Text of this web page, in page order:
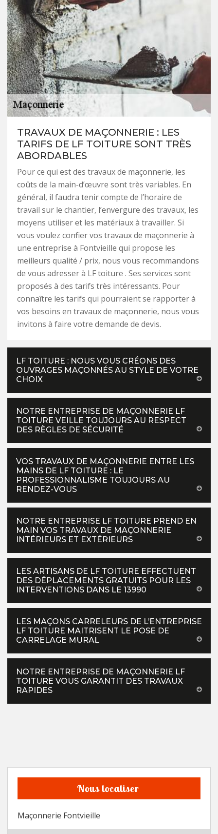
TRAVAUX DE MAÇONNERIE : LES
TARIFS DE LF TOITURE SONT TRÈS
ABORDABLES
Pour ce qui est des travaux de maçonnerie, les
coûts de la main-d’œuvre sont très variables. En
général, il faudra tenir compte de l’horaire de
travail sur le chantier, l’envergure des travaux, les
moyens utiliser et les matériaux à travailler. Si
vous voulez confier vos travaux de maçonnerie à
une entreprise à Fontvieille qui propose les
meilleurs qualité / prix, nous vous recommandons
de vous adresser à LF toiture . Ses services sont
proposés à des tarifs très intéressants. Pour
connaître les tarifs qui pourraient se rapporter à
vos besoins en travaux de maçonnerie, nous vous
invitons à faire votre demande de devis.
LF TOITURE : NOUS VOUS CRÉONS DES
OUVRAGES MAÇONNÉS AU STYLE DE VOTRE
CHOIX
NOTRE ENTREPRISE DE MAÇONNERIE LF
TOITURE VEILLE TOUJOURS AU RESPECT
DES RÈGLES DE SÉCURITÉ
VOS TRAVAUX DE MAÇONNERIE ENTRE LES
MAINS DE LF TOITURE : LE
PROFESSIONNALISME TOUJOURS AU
RENDEZ-VOUS
NOTRE ENTREPRISE LF TOITURE PREND EN
MAIN VOS TRAVAUX DE MAÇONNERIE
INTÉRIEURS ET EXTÉRIEURS
LES ARTISANS DE LF TOITURE EFFECTUENT
DES DÉPLACEMENTS GRATUITS POUR LES
INTERVENTIONS DANS LE 13990
LES MAÇONS CARRELEURS DE L’ENTREPRISE
LF TOITURE MAITRISENT LE POSE DE
CARRELAGE MURAL
NOTRE ENTREPRISE DE MAÇONNERIE LF
TOITURE VOUS GARANTIT DES TRAVAUX
RAPIDES
Nous localiser
Maçonnerie Fontvieille